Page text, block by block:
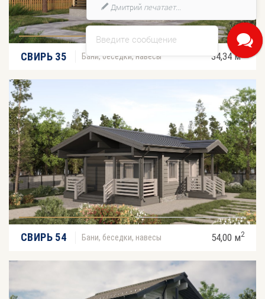
СВИРЬ 35 Бани, беседки, навесы 34,34 м
СВИРЬ 54 Бани, беседки, навесы 54,00 м2
Введите сообщение
Дмитрийпечатает...